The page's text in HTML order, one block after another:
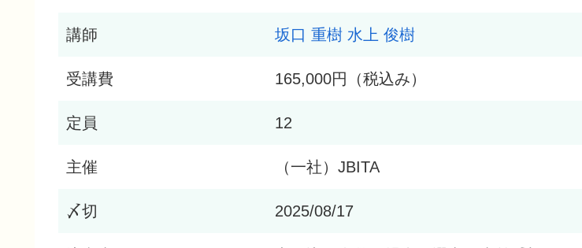
講師 坂口 重樹 水上 俊樹
受講費 165,000円（税込み）
定員 12
主催 （一社）JBITA
〆切 2025/08/17